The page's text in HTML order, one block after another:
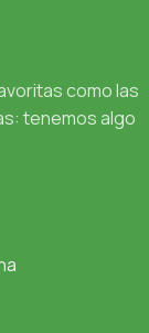
como las
tenemos algo